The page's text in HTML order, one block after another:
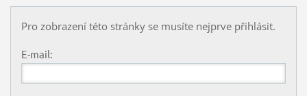
Pro zobrazení této stránky se musíte nejprve přihlásit.
E-mail: